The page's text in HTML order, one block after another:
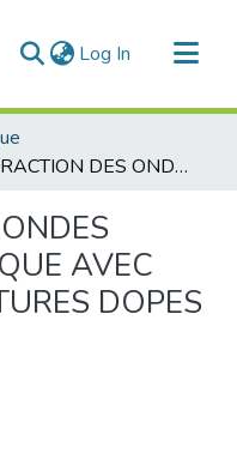
Log In (current)
INTERACTION DES ONDES ELECTROMAGNETIQUE AVEC DES MICROSTRUCTURES DOPES
AVEC
DOPES